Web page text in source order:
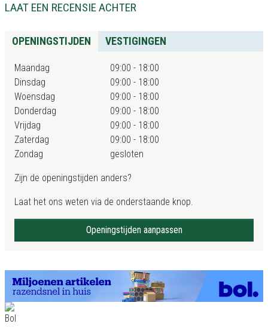
LAAT EEN RECENSIE ACHTER
OPENINGSTIJDEN VESTIGINGEN
Maandag
09:00 - 18:00
Dinsdag
09:00 - 18:00
Woensdag
09:00 - 18:00
Donderdag
09:00 - 18:00
Vrijdag
09:00 - 18:00
Zaterdag
09:00 - 18:00
Zondag
gesloten
Zijn de openingstijden anders?
Laat het ons weten via de onderstaande knop.
Openingstijden aanpassen